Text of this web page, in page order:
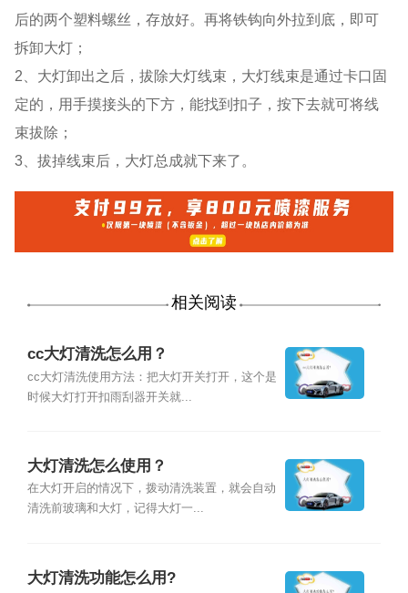
后的两个塑料螺丝，存放好。再将铁钩向外拉到底，即可
拆卸大灯；
2、大灯卸出之后，拔除大灯线束，大灯线束是通过卡口固
定的，用手摸接头的下方，能找到扣子，按下去就可将线
束拔除；
3、拔掉线束后，大灯总成就下来了。
相关阅读
cc大灯清洗怎么用？
cc大灯清洗使用方法：把大灯开关打开，这个是
时候大灯打开扣雨刮器开关就...
大灯清洗怎么使用？
在大灯开启的情况下，拨动清洗装置，就会自动
清洗前玻璃和大灯，记得大灯一...
大灯清洗功能怎么用?